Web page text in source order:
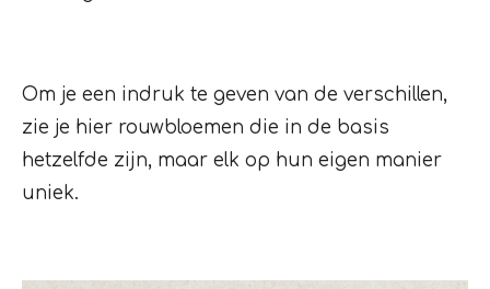
Om je een indruk te geven van de verschillen,
zie je hier rouwbloemen die in de basis
hetzelfde zijn, maar elk op hun eigen manier
uniek.